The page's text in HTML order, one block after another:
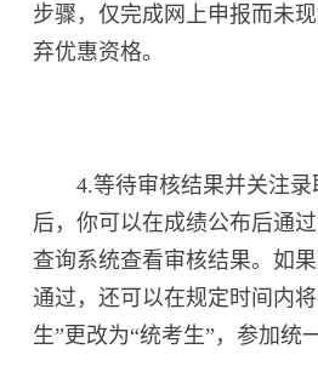
步骤，仅完成网上申报而未
弃优惠资格。
4.等待审核结果并关注录
后，你可以在成绩公布后通
查询系统查看审核结果。如
通过，还可以在规定时间内
生”更改为“统考生”，参加统